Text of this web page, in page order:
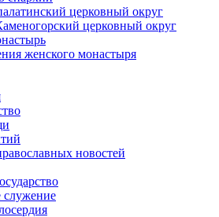
церковный округ
церковный округ
женского монастыря
новостей
служение